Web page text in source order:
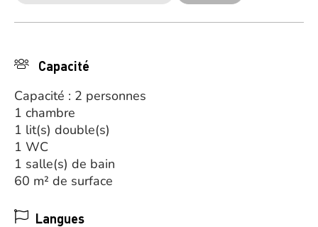
Capacité
Capacité : 2 personnes
1 chambre
1 lit(s) double(s)
1 WC
1 salle(s) de bain
60 m² de surface
Langues